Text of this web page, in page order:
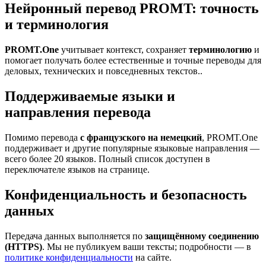
Нейронный перевод PROMT: точность
и терминология
PROMT.One учитывает контекст, сохраняет терминологию и
помогает получать более естественные и точные переводы для
деловых, технических и повседневных текстов..
Поддерживаемые языки и
направления перевода
Помимо перевода с французского на немецкий, PROMT.One
поддерживает и другие популярные языковые направления —
всего более 20 языков. Полный список доступен в
переключателе языков на странице.
Конфиденциальность и безопасность
данных
Передача данных выполняется по защищённому соединению
(HTTPS). Мы не публикуем ваши тексты; подробности — в
политике конфиденциальности на сайте.